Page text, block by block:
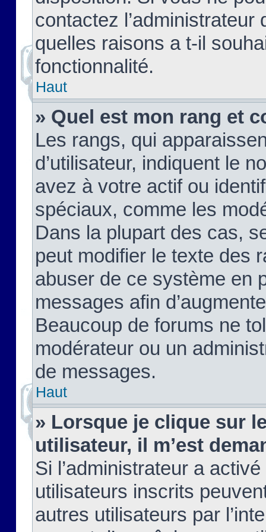
contactez
quelles raisons a t-il
fonctionnalité.
Haut
» Quel est mon rang et
Les rangs, qui
d’utilisateur, indiquent le
avez à votre actif ou
spéciaux, comme les
Dans la plupart des cas,
peut modifier le texte des
abuser de ce système en
messages afin
Beaucoup de forums ne
modérateur ou un
de messages.
Haut
» Lorsque je clique sur
utilisateur, il m’est
Si l’administrateur a
utilisateurs inscrits
autres utilisateurs par